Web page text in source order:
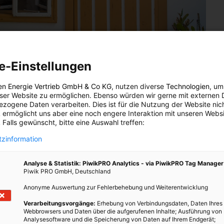
an Fenstern. Daneben gibt es welche am Dachboden, sowie in
Kastenfenstern oder einfachen Fensterrahmen, dem Alter
Räume nicht beheizt werden, dienen die Fenster zur
ist ganz egal. Würde ich die Werkstatt heizen wollen,
Werkstattofen machen: ein Kamin für einen einfachen
aber nicht.
allen Räumen auf die tatsächliche Nutzung: man heizt nur ein,
Eine Investition in neue Fenster lohnt sich nicht, auch wenn
Selbst der jährliche Rückschnitt von Sträuchern und Bäumen
Einstellungen
Energie Vertrieb GmbH & Co KG, nutzen diverse Technologien,
Website zu ermöglichen. Ebenso würden wir gerne mit externen
Daten verarbeiten. Dies ist für die Nutzung der Website
ermöglicht uns aber eine noch engere Interaktion mit unseren
Falls gewünscht, bitte eine Auswahl treffen:
Analyse & Statistik: PiwikPRO Analytics - via PiwikPRO Tag Manager
Piwik PRO GmbH, Deutschland
Anonyme Auswertung zur Fehlerbehebung und Weiterentwicklung
Verarbeitungsvorgänge: Erhebung von Verbindungsdaten, Daten Ihres
Webbrowsers und Daten über die aufgerufenen Inhalte; Ausführung von
Analysesoftware und die Speicherung von Daten auf Ihrem Endgerät;